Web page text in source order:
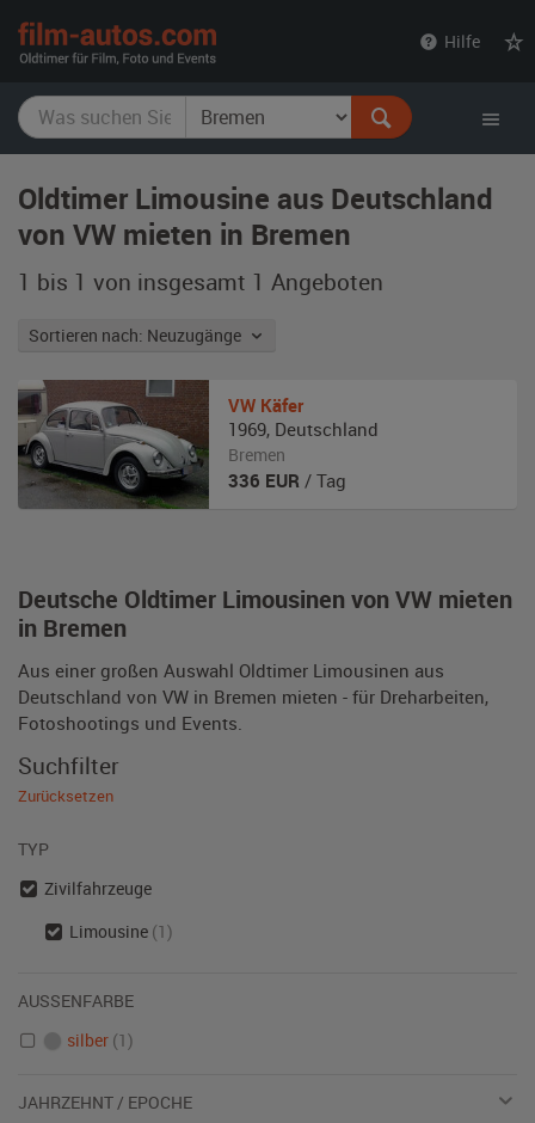
Hilfe
Oldtimer Limousine aus Deutschland
von VW mieten in Bremen
1 bis 1 von insgesamt 1 Angeboten
Sortieren nach: Neuzugänge
Deutsche Oldtimer Limousinen von VW mieten
in Bremen
Aus einer großen Auswahl Oldtimer Limousinen aus
Deutschland von VW in Bremen mieten - für Dreharbeiten,
Fotoshootings und Events.
VW Käfer
1969, Deutschland
Bremen
336 EUR / Tag
Suchfilter
Zurücksetzen
TYP
Zivilfahrzeuge
Limousine (1)
AUSSENFARBE
silber (1)
JAHRZEHNT / EPOCHE